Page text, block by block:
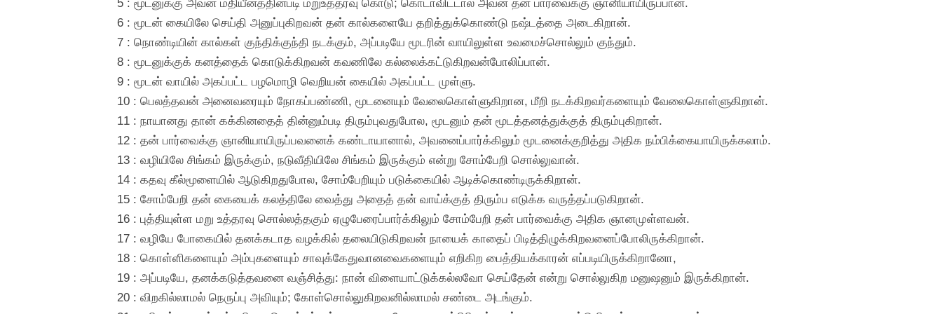
6 : மூடன் கையிலே செய்தி அனுப்புகிறவன் தன் கால்களையே தறித்துக்கொண்டு நஷ்டத்தை அடைகிறான்.
7 : நொண்டியின் கால்கள் குந்திக்குந்தி நடக்கும், அப்படியே மூடரின் வாயிலுள்ள உவமைச்சொல்லும் குந்தும்.
8 : மூடனுக்குக் கனத்தைக் கொடுக்கிறவன் கவணிலே கல்லைக்கட்டுகிறவன்போலிப்பான்.
9 : மூடன் வாயில் அகப்பட்ட பழமொழி வெறியன் கையில் அகப்பட்ட முள்ளு.
10 : பெலத்தவன் அனைவரையும் நோகப்பண்ணி, மூடனையும் வேலைகொள்ளுகிறான, மீறி நடக்கிறவர்களையும் வேலைகொள்ளுகிறான்.
11 : நாயானது தான் கக்கினதைத் தின்னும்படி திரும்புவதுபோல, மூடனும் தன் மூடத்தனத்துக்குத் திரும்புகிறான்.
12 : தன் பார்வைக்கு ஞானியாயிருப்பவனைக் கண்டாயானால், அவனைப்பார்க்கிலும் மூடனைக்குறித்து அதிக நம்பிக்கையாயிருக்கலாம்.
13 : வழியிலே சிங்கம் இருக்கும், நடுவீதியிலே சிங்கம் இருக்கும் என்று சோம்பேறி சொல்லுவான்.
14 : கதவு கீல்மூளையில் ஆடுகிறதுபோல, சோம்பேறியும் படுக்கையில் ஆடிக்கொண்டிருக்கிறான்.
15 : சோம்பேறி தன் கையைக் கலத்திலே வைத்து அதைத் தன் வாய்க்குத் திரும்ப எடுக்க வருத்தப்படுகிறான்.
16 : புத்தியுள்ள மறு உத்தரவு சொல்லத்தகும் ஏழுபேரைப்பார்க்கிலும் சோம்பேறி தன் பார்வைக்கு அதிக ஞானமுள்ளவன்.
17 : வழியே போகையில் தனக்கடாத வழக்கில் தலையிடுகிறவன் நாயைக் காதைப் பிடித்திழுக்கிறவனைப்போலிருக்கிறான்.
18 : கொள்ளிகளையும் அம்புகளையும் சாவுக்கேதுவானவைகளையும் எறிகிற பைத்தியக்காரன் எப்படியிருக்கிறானோ,
19 : அப்படியே, தனக்கடுத்தவனை வஞ்சித்து: நான் விளையாட்டுக்கல்லவோ செய்தேன் என்று சொல்லுகிற மனுஷனும் இருக்கிறான்.
20 : விறகில்லாமல் நெருப்பு அவியும்; கோள்சொல்லுகிறவனில்லாமல் சண்டை அடங்கும்.